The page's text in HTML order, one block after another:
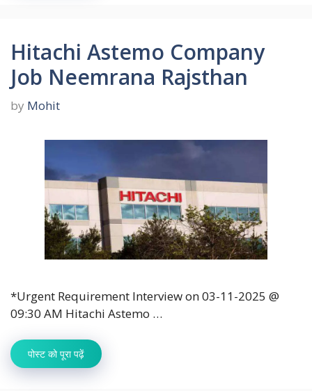
Hitachi Astemo Company
Job Neemrana Rajsthan
by Mohit
*Urgent Requirement Interview on 03-11-2025 @
09:30 AM Hitachi Astemo …
पोस्ट को पूरा पढ़ें